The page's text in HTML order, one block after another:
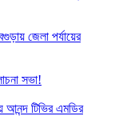
জেলা পর্যায়ের
সভা!
আনন্দ টিভির এমডির